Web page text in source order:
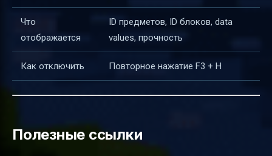
Что
отображается
ID предметов, ID блоков, data
values, прочность
Как отключить Повторное нажатие F3 + H
Полезные ссылки